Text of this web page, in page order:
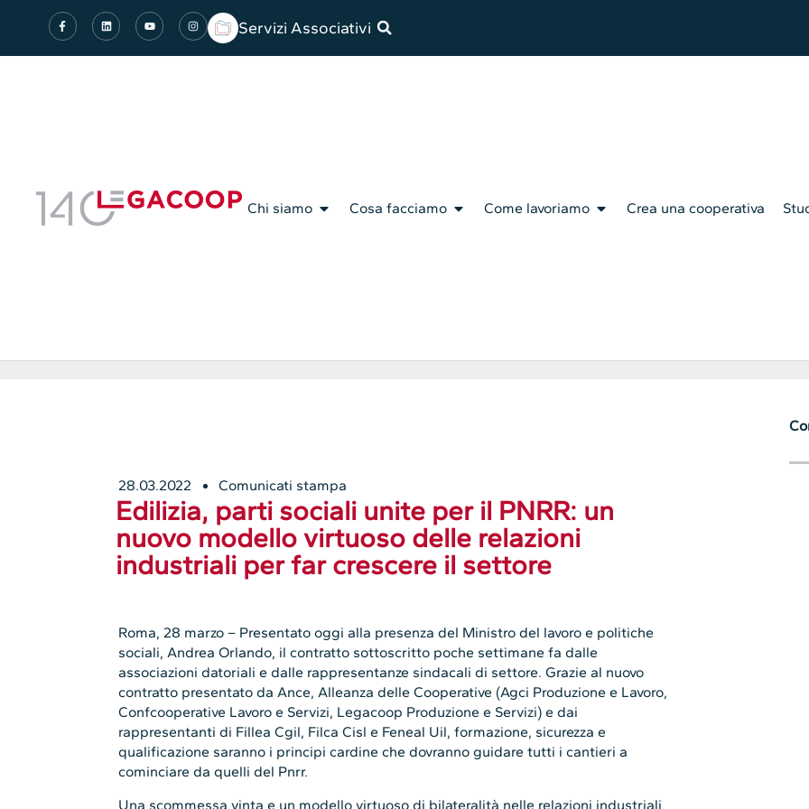
Servizi Associativi
Chi siamo Cosa facciamo Come lavoriamo Crea una cooperativa
28.03.2022 Comunicati stampa
Edilizia, parti sociali unite per il PNRR: un
nuovo modello virtuoso delle relazioni
industriali per far crescere il settore
Roma, 28 marzo – Presentato oggi alla presenza del Ministro del lavoro e politiche
sociali, Andrea Orlando, il contratto sottoscritto poche settimane fa dalle
associazioni datoriali e dalle rappresentanze sindacali di settore. Grazie al nuovo
contratto presentato da Ance, Alleanza delle Cooperative (Agci Produzione e Lavoro,
Confcooperative Lavoro e Servizi, Legacoop Produzione e Servizi) e dai
rappresentanti di Fillea Cgil, Filca Cisl e Feneal Uil, formazione, sicurezza e
qualificazione saranno i principi cardine che dovranno guidare tutti i cantieri a
cominciare da quelli del Pnrr.
Una scommessa vinta e un modello virtuoso di bilateralità nelle relazioni industriali